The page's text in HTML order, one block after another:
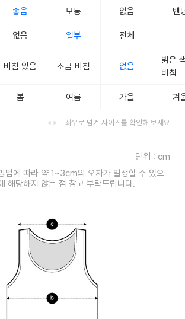
좋음 보통 없음 밴
없음 일부 전체
비침 있음 조금 비침 없음
밝은
비침
봄 여름 가을 겨
좌우로 넘겨 사이즈를 확인해 보세요
단위 : cm
법에 따라 약 1~3cm의 오차가 발생할 수 있으
해당하지 않는 점 참고 부탁드립니다.